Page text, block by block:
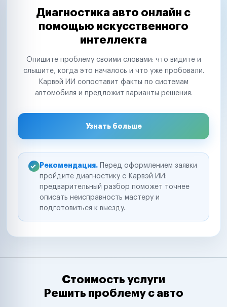
Диагностика авто онлайн с
помощью искусственного
интеллекта
Опишите проблему своими словами: что видите и
слышите, когда это началось и что уже пробовали.
Карвэй ИИ сопоставит факты по системам
автомобиля и предложит варианты решения.
Узнать больше
Рекомендация. Перед оформлением заявки
пройдите диагностику с Карвэй ИИ:
предварительный разбор поможет точнее
описать неисправность мастеру и
подготовиться к выезду.
Стоимость услуги
Решить проблему с авто